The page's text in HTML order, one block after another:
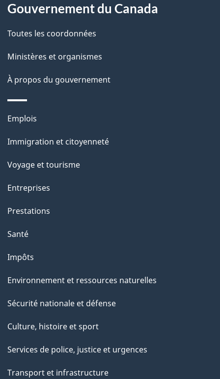
i
l
s
d
e
l
a
p
a
g
e
propos
de
ce
site
Gouvernement du Canada
Toutes les coordonnées
Ministères et organismes
À propos du gouvernement
Thèmes
sujets
Emplois
Immigration et citoyenneté
Voyage et tourisme
Entreprises
Prestations
Santé
Impôts
Environnement et ressources naturelles
Sécurité nationale et défense
Culture, histoire et sport
Services de police, justice et urgences
Transport et infrastructure